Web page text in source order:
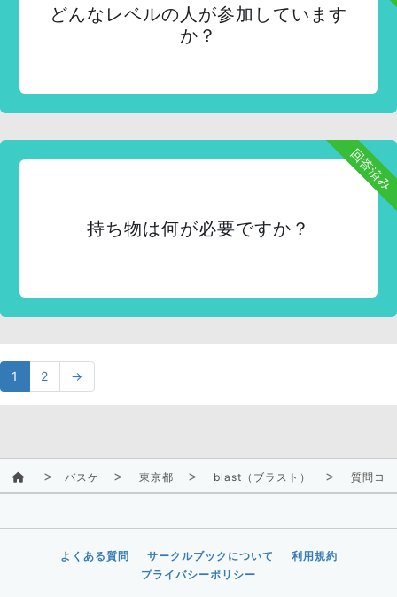
どんなレベルの人が参加しています
か？
回答済み
持ち物は何が必要ですか？
1 2 →
バスケ 東京都 blast（ブラスト） 質問コ
よくある質問 サークルブックについて
利用規約
プライバシーポリシー